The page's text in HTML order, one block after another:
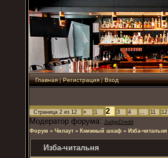
Главная|Регистрация|Вход
Страница 2 из 12 « 1 2 3 4 … 11 12
Модератор форума: JudgeDredd
Форум » Чилаут » Книжный шкаф » Изба-читальня
Изба-читальня